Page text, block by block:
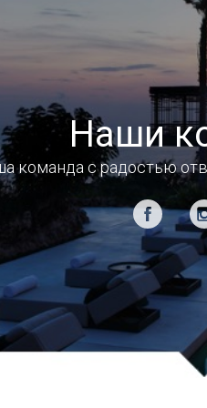
Наши
команда с радостью